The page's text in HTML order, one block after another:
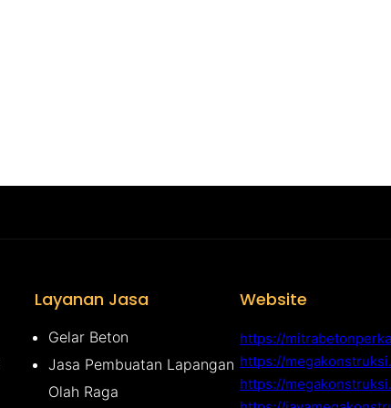
Layanan Jasa
Gelar Beton
Jasa Pembuatan Lapangan
Olah Raga
Website
https://
https://
https://